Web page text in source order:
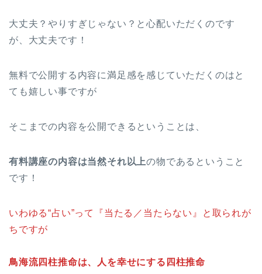
大丈夫？やりすぎじゃない？と心配いただくのです
が、大丈夫です！
無料で公開する内容に満足感を感じていただくのはと
ても嬉しい事ですが
そこまでの内容を公開できるということは、
有料講座の内容は当然それ以上の物であるということ
です！
いわゆる“占い”って『当たる／当たらない』と取られが
ちですが
鳥海流四柱推命は、人を幸せにする四柱推命